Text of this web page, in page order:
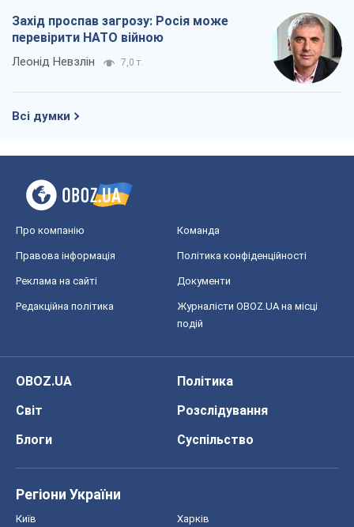
Захід проспав загрозу: Росія може
перевірити НАТО війною
Леонід Невзлін 7,0 т.
Всі думки
Про компанію Команда
Правова інформація Політика конфіденційності
Реклама на сайті Документи
Редакційна політика
Журналісти OBOZ.UA на місці
подій
OBOZ.UA
Політика
Світ
Розслідування
Блоги
Суспільство
Регіони України
Київ Харків